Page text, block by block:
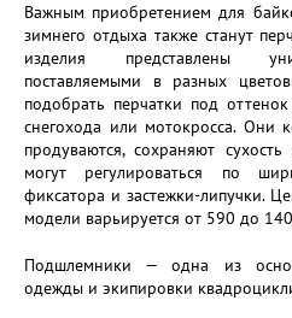
Важным приобретением для
зимнего отдыха также станут
изделия представлены
поставляемыми в разных
подобрать перчатки под
снегохода или мотокросса. Они
продуваются, сохраняют
могут регулироваться по
фиксатора и застежки-липучки.
модели варьируется от 590 до
Подшлемники — одна из
одежды и экипировки